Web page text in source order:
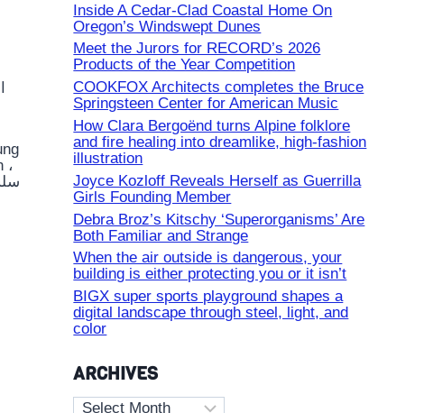
Inside A Cedar-Clad Coastal Home On
Oregon’s Windswept Dunes
Meet the Jurors for RECORD’s 2026
Products of the Year Competition
COOKFOX Architects completes the Bruce
Springsteen Center for American Music
How Clara Bergoënd turns Alpine folklore
and fire healing into dreamlike, high-fashion
illustration
Joyce Kozloff Reveals Herself as Guerrilla
Girls Founding Member
Debra Broz’s Kitschy ‘Superorganisms’ Are
Both Familiar and Strange
When the air outside is dangerous, your
building is either protecting you or it isn’t
BIGX super sports playground shapes a
digital landscape through steel, light, and
color
ARCHIVES
Archives